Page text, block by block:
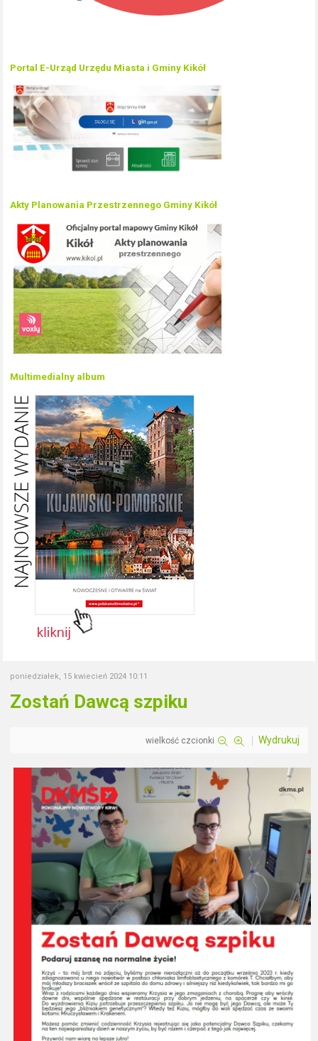
Portal E-Urząd Urzędu Miasta i Gminy Kikół
Akty Planowania Przestrzennego Gminy Kikół
Multimedialny album
poniedziałek, 15 kwiecień 2024 10:11
Zostań Dawcą szpiku
wielkość czcionki Wydrukuj